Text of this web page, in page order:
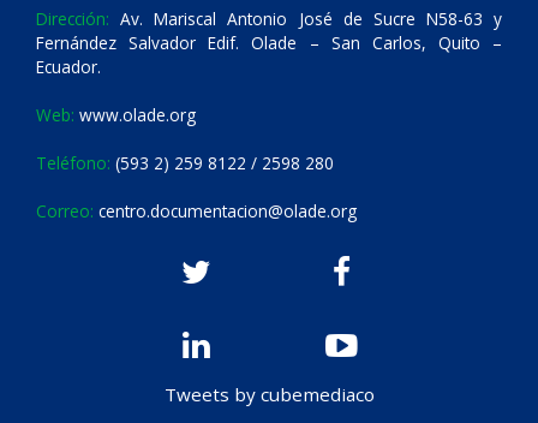
Dirección: Av. Mariscal Antonio José de Sucre N58-63 y
Fernández Salvador Edif. Olade – San Carlos, Quito –
Ecuador.
Web: www.olade.org
Teléfono: (593 2) 259 8122 / 2598 280
Correo: centro.documentacion@olade.org
Tweets by cubemediaco